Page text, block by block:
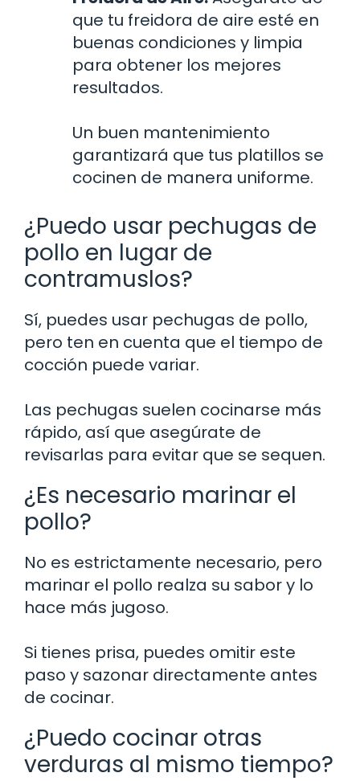
que tu freidora de aire esté en
buenas condiciones y limpia
para obtener los mejores
resultados.
Un buen mantenimiento
garantizará que tus platillos se
cocinen de manera uniforme.
¿Puedo usar pechugas de
pollo en lugar de
contramuslos?
Sí, puedes usar pechugas de pollo,
pero ten en cuenta que el tiempo de
cocción puede variar.
Las pechugas suelen cocinarse más
rápido, así que asegúrate de
revisarlas para evitar que se sequen.
¿Es necesario marinar el
pollo?
No es estrictamente necesario, pero
marinar el pollo realza su sabor y lo
hace más jugoso.
Si tienes prisa, puedes omitir este
paso y sazonar directamente antes
de cocinar.
¿Puedo cocinar otras
verduras al mismo tiempo?